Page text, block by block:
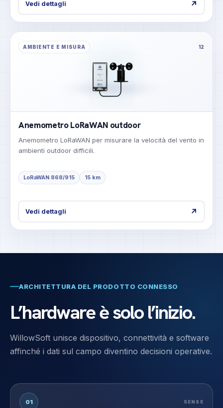
Vedi dettagli ↗
AMBIENTE E MISURA 12
Anemometro LoRaWAN outdoor
Anemometro LoRaWAN per misurare la velocità del vento in
ambienti outdoor difficili.
LoRaWAN 868/915 15 km
Vedi dettagli ↗
ARCHITETTURA DEL PRODOTTO CONNESSO
L’hardware è solo l’inizio.
WillowSoft unisce dispositivo, connettività e software
affinché i dati sul campo diventino decisioni operative.
01 SENSE